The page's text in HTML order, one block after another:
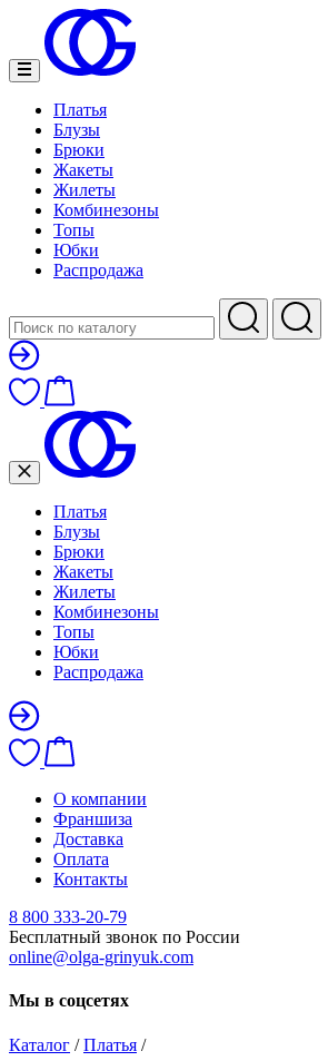
Платья
Блузы
Брюки
Жакеты
Жилеты
Комбинезоны
Топы
Юбки
Распродажа
Платья
Блузы
Брюки
Жакеты
Жилеты
Комбинезоны
Топы
Юбки
Распродажа
О компании
Франшиза
Доставка
Оплата
Контакты
8 800 333-20-79
Бесплатный звонок по России
online@olga-grinyuk.com
Мы в соцсетях
Каталог / Платья /